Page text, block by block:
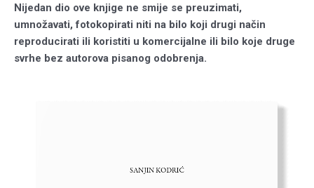
Nijedan dio ove knjige ne smije se preuzimati,
umnožavati, fotokopirati niti na bilo koji drugi način
reproducirati ili koristiti u komercijalne ili bilo koje druge
svrhe bez autorova pisanog odobrenja.